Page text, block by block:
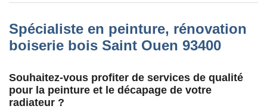
Spécialiste en peinture, rénovation
boiserie bois Saint Ouen 93400
Souhaitez-vous profiter de services de qualité
pour la peinture et le décapage de votre
radiateur ?